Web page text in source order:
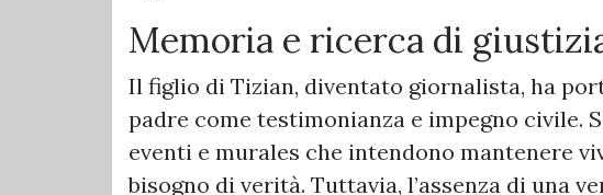
Memoria e ricerca di
Il figlio di Tizian, diventato giornalista, ha
padre come testimonianza e impegno civile.
eventi e murales che intendono mantenere
bisogno di verità. Tuttavia, l’assenza di una